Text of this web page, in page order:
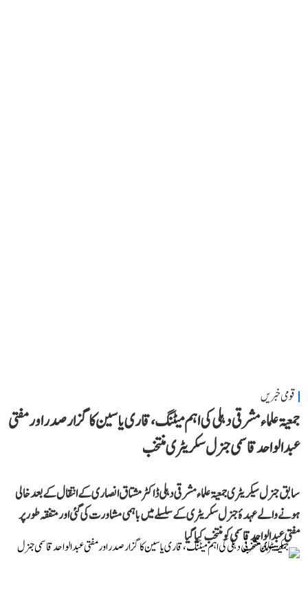
قومی خبریں
جمعیۃ علماء مشرقی دہلی کی اہم میٹنگ، قاری یاسین کا گزار صدر اور مفتی
عبد الواحد قاسمی جنرل سکریٹری منتخب
سابق جنرل سیکریٹری جمعیۃ علماء مشرقی دہلی ڈاکٹر مشتاق انصاری کے انتقال کے بعد خالی
ہونے والے عہدۂ جنرل سکریٹری کے سلسلے میں باہمی مشاورت کی گئی اور متفقہ طور پر
مفتی عبد الواحد قاسمی کو منتخب کیا گیا